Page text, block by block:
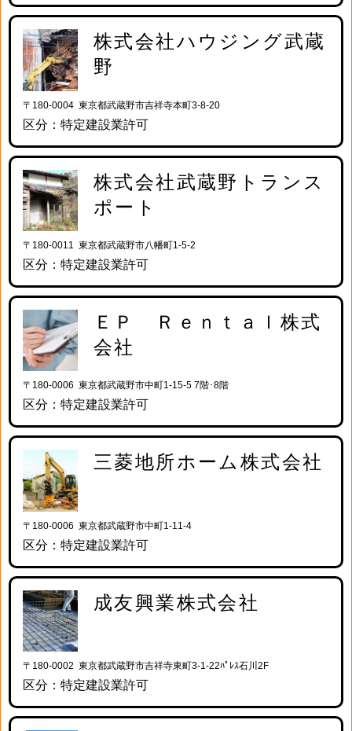
株式会社ハウジング武蔵
野
〒180-0004 東京都武蔵野市吉祥寺本町3-8-20
区分：特定建設業許可
株式会社武蔵野トランス
ポート
〒180-0011 東京都武蔵野市八幡町1-5-2
区分：特定建設業許可
ＥＰ Ｒｅｎｔａｌ株式
会社
〒180-0006 東京都武蔵野市中町1-15-5 7階･8階
区分：特定建設業許可
三菱地所ホーム株式会社
〒180-0006 東京都武蔵野市中町1-11-4
区分：特定建設業許可
成友興業株式会社
〒180-0002 東京都武蔵野市吉祥寺東町3-1-22ﾊﾟﾚｽ石川2F
区分：特定建設業許可